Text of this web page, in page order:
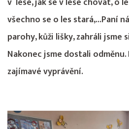
všechno se o les stará,...Paní
parohy, kůži lišky, zahráli jsme
Nakonec jsme dostali
zajímavé vyprávění.